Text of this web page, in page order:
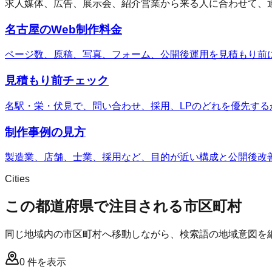
求人媒体、広告、展示会、紹介営業から来る人に合わせて
名古屋のWeb制作料金
ページ数、原稿、写真、フォーム、公開後運用を見積もり前
見積もり前チェック
名駅・栄・伏見で、問い合わせ、採用、LPのどれを優先す
制作事例の見方
製造業、店舗、士業、採用など、目的が近い構成と公開後改
Cities
この都道府県で注目される市区町村
同じ地域内の市区町村へ移動しながら、検索語の地域意図を
0 件を表示